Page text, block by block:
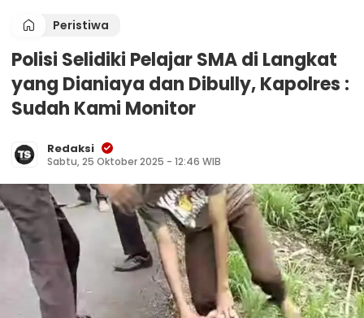
Peristiwa
Polisi Selidiki Pelajar SMA di Langkat
yang Dianiaya dan Dibully, Kapolres :
Sudah Kami Monitor
Redaksi
Sabtu, 25 Oktober 2025 - 12:46 WIB